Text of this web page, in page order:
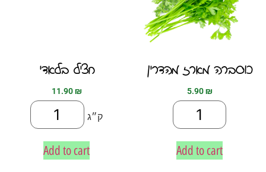
חציל בלאדי
11.90₪
ק״ג
Add to cart
כוסברה מארז מהדרין
5.90₪
Add to cart